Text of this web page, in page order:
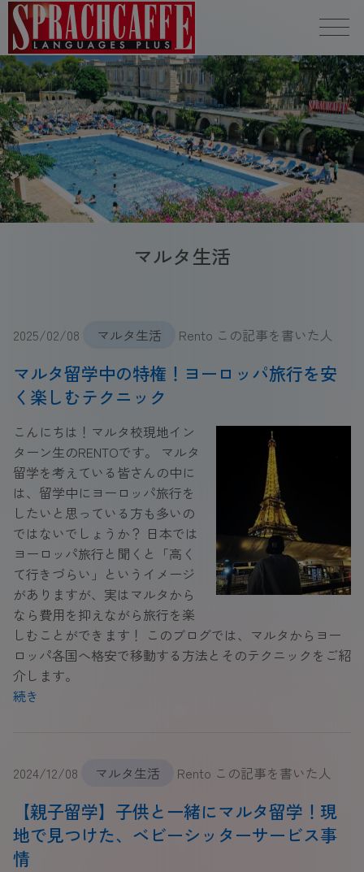
マルタ生活
2025/02/08 マルタ生活 Rento この記事を書いた人
マルタ留学中の特権！ヨーロッパ旅行を安
く楽しむテクニック
こんにちは！マルタ校現地イン
ターン生のRENTOです。 マルタ
留学を考えている皆さんの中に
は、留学中にヨーロッパ旅行を
したいと思っている方も多いの
ではないでしょうか？ 日本では
ヨーロッパ旅行と聞くと「高く
て行きづらい」というイメージ
がありますが、実はマルタから
なら費用を抑えながら旅行を楽
しむことができます！ このブログでは、マルタからヨー
ロッパ各国へ格安で移動する方法とそのテクニックをご紹
介します。
続き
2024/12/08 マルタ生活 Rento この記事を書いた人
【親子留学】子供と一緒にマルタ留学！現
地で見つけた、ベビーシッターサービス事
情